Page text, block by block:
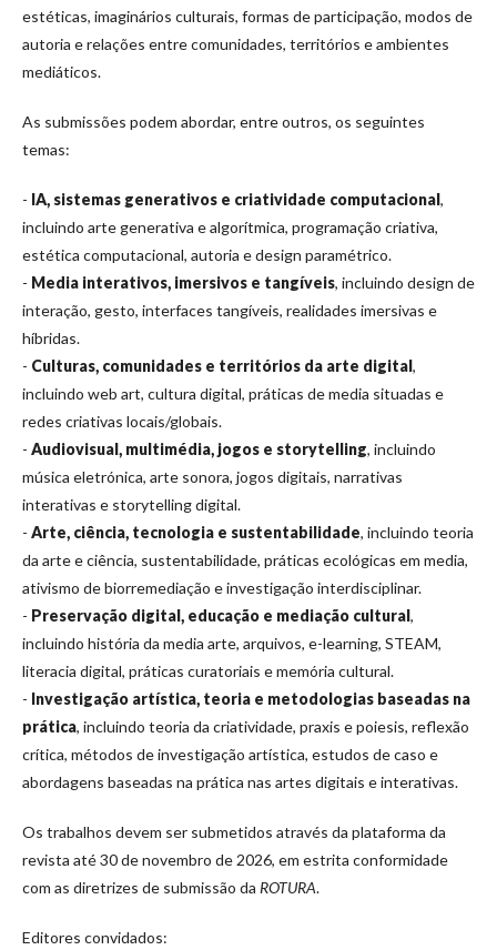
estéticas, imaginários culturais, formas de participação, modos de
autoria e relações entre comunidades, territórios e ambientes
mediáticos.
As submissões podem abordar, entre outros, os seguintes
temas:
- IA, sistemas generativos e criatividade computacional,
incluindo arte generativa e algorítmica, programação criativa,
estética computacional, autoria e design paramétrico.
- Media interativos, imersivos e tangíveis, incluindo design de
interação, gesto, interfaces tangíveis, realidades imersivas e
híbridas.
- Culturas, comunidades e territórios da arte digital,
incluindo web art, cultura digital, práticas de media situadas e
redes criativas locais/globais.
- Audiovisual, multimédia, jogos e storytelling, incluindo
música eletrónica, arte sonora, jogos digitais, narrativas
interativas e storytelling digital.
- Arte, ciência, tecnologia e sustentabilidade, incluindo teoria
da arte e ciência, sustentabilidade, práticas ecológicas em media,
ativismo de biorremediação e investigação interdisciplinar.
- Preservação digital, educação e mediação cultural,
incluindo história da media arte, arquivos, e-learning, STEAM,
literacia digital, práticas curatoriais e memória cultural.
- Investigação artística, teoria e metodologias baseadas na
prática, incluindo teoria da criatividade, praxis e poiesis, reflexão
crítica, métodos de investigação artística, estudos de caso e
abordagens baseadas na prática nas artes digitais e interativas.
Os trabalhos devem ser submetidos através da plataforma da
revista até 30 de novembro de 2026, em estrita conformidade
com as diretrizes de submissão da ROTURA.
Editores convidados: